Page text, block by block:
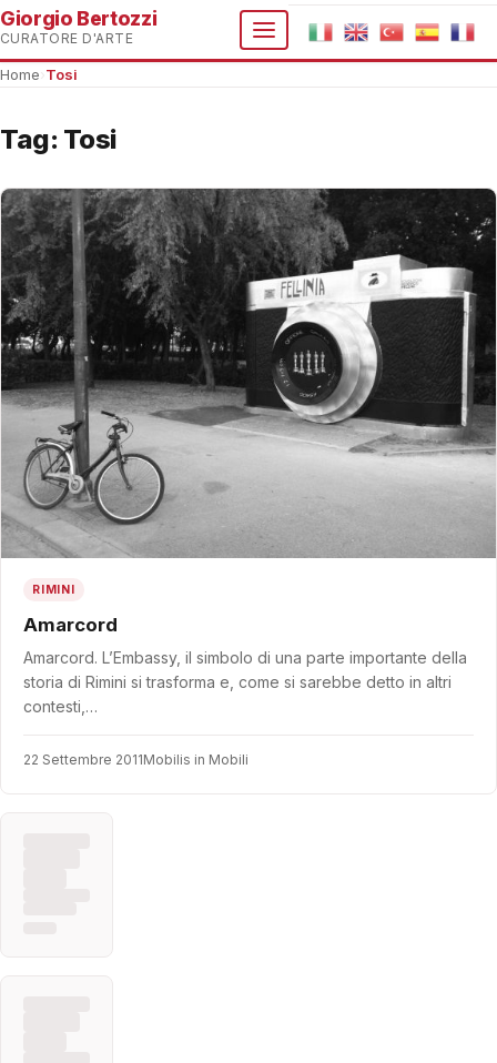
Giorgio Bertozzi
CURATORE D'ARTE
Home Tosi
Tag: Tosi
RIMINI
Amarcord
Amarcord. L’Embassy, il simbolo di una parte importante della
storia di Rimini si trasforma e, come si sarebbe detto in altri
contesti,…
22 Settembre 2011Mobilis in Mobili